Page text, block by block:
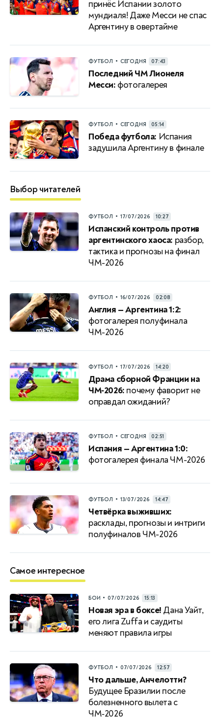
принёс Испании золото
мундиаля! Даже Месси не спас
Аргентину в овертайме
ФУТБОЛ • СЕГОДНЯ 07:43
Последний ЧМ Лионеля
Месси: фотогалерея
ФУТБОЛ • СЕГОДНЯ 05:14
Победа футбола: Испания
задушила Аргентину в финале
Выбор читателей
ФУТБОЛ • 17/07/2026 10:27
Испанский контроль против
аргентинского хаоса: разбор,
тактика и прогнозы на финал
ЧМ-2026
ФУТБОЛ • 16/07/2026 02:08
Англия — Аргентина 1:2:
фотогалерея полуфинала
ЧМ-2026
ФУТБОЛ • 17/07/2026 14:20
Драма сборной Франции на
ЧМ‑2026: почему фаворит не
оправдал ожиданий?
ФУТБОЛ • СЕГОДНЯ 02:51
Испания — Аргентина 1:0:
фотогалерея финала ЧМ-2026
ФУТБОЛ • 13/07/2026 14:47
Четвёрка выживших:
расклады, прогнозы и интриги
полуфиналов ЧМ-2026
Самое интересное
БОИ • 07/07/2026 15:13
Новая эра в боксе! Дана Уайт,
его лига Zuffa и саудиты
меняют правила игры
ФУТБОЛ • 07/07/2026 12:57
Что дальше, Анчелотти?
Будущее Бразилии после
болезненного вылета с
ЧМ‑2026